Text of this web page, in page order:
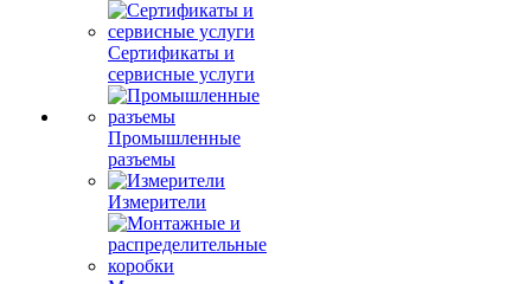
Сертификаты и
сервисные услуги
Промышленные
разъемы
Измерители